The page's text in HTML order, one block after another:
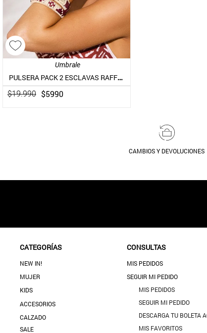
Umbrale
PULSERA PACK 2 ESCLAVAS RAFFIA BURDEO
$19.990 $5990
CAMBIOS Y DEVOLUCIONES
CATEGORÍAS
NEW IN!
MUJER
KIDS
ACCESORIOS
CALZADO
SALE
CONSULTAS
MIS PEDIDOS
SEGUIR MI PEDIDO
MIS PEDIDOS
SEGUIR MI PEDIDO
DESCARGA TU BOLETA
MIS FAVORITOS